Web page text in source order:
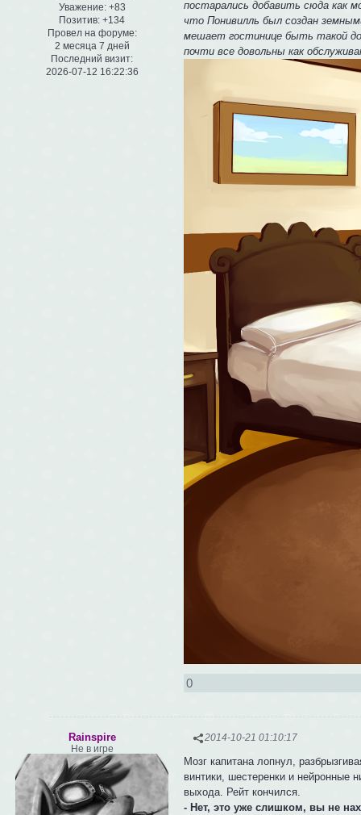
Уважение: +83
Позитив: +134
Провел на форуме:
2 месяца 7 дней
Последний визит:
2026-07-12 16:22:36
постарались добавить сюда как
что Понивилль был создан
мешает гостинице быть такой
почти все довольны как
0
2014-10-21 01:10:17
Rainspire
Не в игре
Мозг капитана лопнул,
винтики, шестеренки и нейронные
выхода. Рейт кончился.
- Нет, это уже слишком, вы не